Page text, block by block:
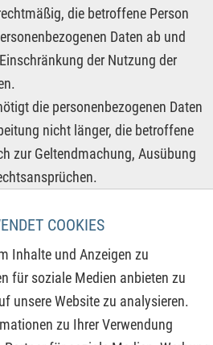
COOKIES
Inhalte und Anzeigen zu
für soziale Medien anbieten zu
unsere Website zu analysieren.
zu Ihrer Verwendung
die betroffene Person
Daten ab und
der Nutzung der
die personenbezogenen Daten
nicht länger, die betroffene
zur Geltendmachung, Ausübung
1 DS-GVO eingelegt und es
berechtigten Gründe des
denen der betroffenen Person
Voraussetzungen gegeben
die Einschränkung von